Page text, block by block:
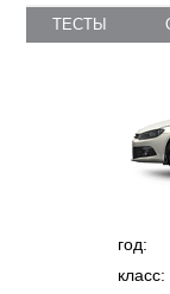
ТЕСТЫ
год:
класс: